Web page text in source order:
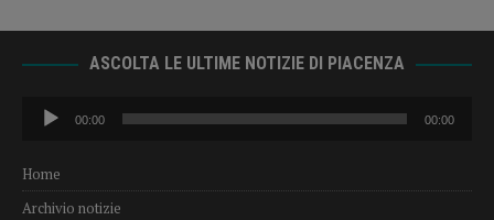
ASCOLTA LE ULTIME NOTIZIE DI PIACENZA
Audio
Player
00:00 00:00
Home
Archivio notizie